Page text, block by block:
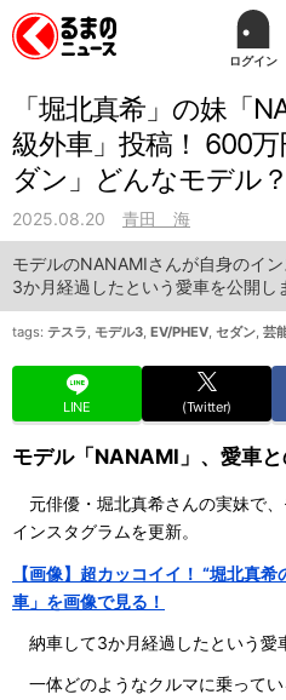
ログイン
「堀北真希」の妹「
級外車」投稿！ 600
ダン」どんなモデル？
2025.08.20 青田 海
モデルのNANAMIさんが自身のイ
3か月経過したという愛車を公開し
tags: テスラ, モデル3, EV/PHEV, セダン, 芸
LINE (Twitter)
モデル「NANAMI」、愛車
元俳優・堀北真希さんの実妹で
インスタグラムを更新。
【画像】超カッコイイ！ “堀北真
車」を画像で見る！
納車して3か月経過したという愛
一体どのようなクルマに乗ってい